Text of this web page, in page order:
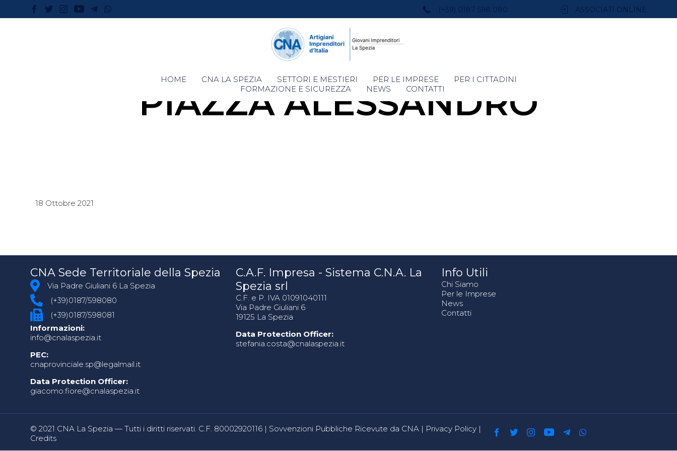
(+39) 0187 598 080 ASSOCIATI ONLINE
Skip
to
HOME CNA LA SPEZIA SETTORI E MESTIERI PER LE IMPRESE
PER I CITTADINI
FORMAZIONE E SICUREZZA
NEWS CONTATTI
PIAZZA ALESSANDRO
18 Ottobre 2021
CNA Sede Territoriale della Spezia
Via Padre Giuliani 6 La Spezia
(+39)0187/598080
(+39)0187/598081
Informazioni:
info@cnalaspezia.it
PEC:
cnaprovinciale.sp@legalmail.it
Data Protection Officer:
giacomo.fiore@cnalaspezia.it
C.A.F. Impresa - Sistema C.N.A. La
Spezia srl
C.F. e P. IVA 01091040111
Via Padre Giuliani 6
19125 La Spezia
Data Protection Officer:
stefania.costa@cnalaspezia.it
Info Utili
Chi Siamo
Per le Imprese
News
Contatti
© 2021 CNA La Spezia — Tutti i diritti riservati. C.F. 80002920116 | Sovvenzioni Pubbliche Ricevute da CNA | Privacy Policy |
Credits